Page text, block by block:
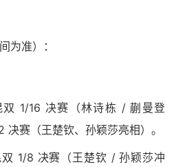
为准）：
双 1/16 决赛（林诗栋 / 蒯曼登
赛（王楚钦、孙颖莎亮相）。
双 1/8 决赛（王楚钦 / 孙颖莎冲